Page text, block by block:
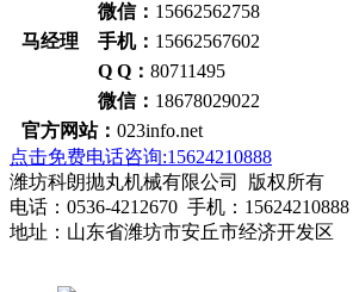
微信： 15662562758
马经理 手机： 15662567602
Q Q： 80711495
微信： 18678029022
官方网站： 023info.net
点击免费电话咨询:15624210888
潍坊科朗抛丸机械有限公司 版权所有
电话：0536-4212670 手机：15624210888
地址：山东省潍坊市安丘市经济开发区